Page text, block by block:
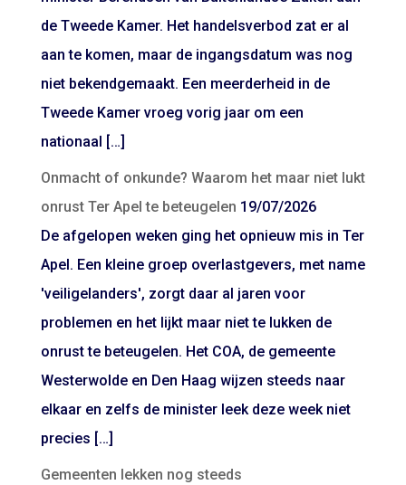
de Tweede Kamer. Het handelsverbod zat er al
aan te komen, maar de ingangsdatum was nog
niet bekendgemaakt. Een meerderheid in de
Tweede Kamer vroeg vorig jaar om een
nationaal […]
Onmacht of onkunde? Waarom het maar niet lukt
onrust Ter Apel te beteugelen 19/07/2026
De afgelopen weken ging het opnieuw mis in Ter
Apel. Een kleine groep overlastgevers, met name
'veiligelanders', zorgt daar al jaren voor
problemen en het lijkt maar niet te lukken de
onrust te beteugelen. Het COA, de gemeente
Westerwolde en Den Haag wijzen steeds naar
elkaar en zelfs de minister leek deze week niet
precies […]
Gemeenten lekken nog steeds